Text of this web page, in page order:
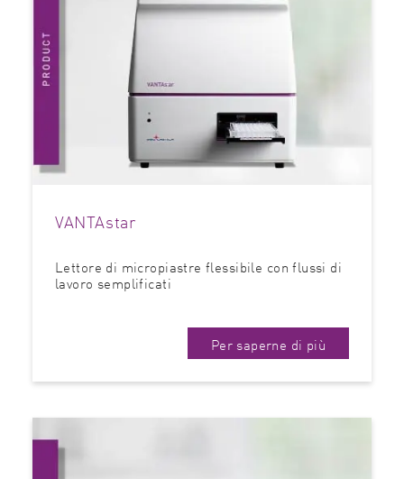
VANTAstar
Lettore di micropiastre flessibile con flussi di
lavoro semplificati
Per saperne di più